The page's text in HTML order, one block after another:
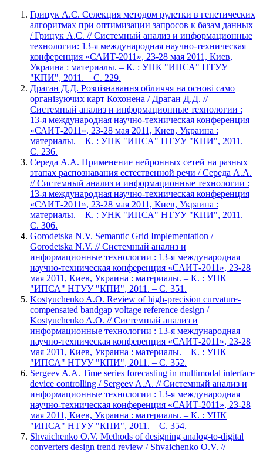
Грицук А.С. Селекция методом рулетки в генетических
алгоритмах при оптимизации запросов к базам данных
/ Грицук А.С. // Системный анализ и информационные
технологии: 13-я международная научно-техническая
конференция «САИТ-2011», 23-28 мая 2011, Киев,
Украина : материалы. – К. : УНК "ИПСА" НТУУ
"КПИ", 2011. – С. 229.
Драган Д.Д. Розпізнавання обличчя на основі само
організуючих карт Кохонена / Драган Д.Д. //
Системный анализ и информационные технологии :
13-я международная научно-техническая конференция
«САИТ-2011», 23-28 мая 2011, Киев, Украина :
материалы. – К. : УНК "ИПСА" НТУУ "КПИ", 2011. –
С. 236.
Середа А.А. Применение нейронных сетей на разных
этапах распознавания естественной речи / Середа А.А.
// Системный анализ и информационные технологии :
13-я международная научно-техническая конференция
«САИТ-2011», 23-28 мая 2011, Киев, Украина :
материалы. – К. : УНК "ИПСА" НТУУ "КПИ", 2011. –
С. 306.
Gorodetska N.V. Semantic Grid Implementation /
Gorodetska N.V. // Системный анализ и
информационные технологии : 13-я международная
научно-техническая конференция «САИТ-2011», 23-28
мая 2011, Киев, Украина : материалы. – К. : УНК
"ИПСА" НТУУ "КПИ", 2011. – С. 351.
Kostyuchenko A.O. Review of high-precision curvature-
compensated bandgap voltage reference design /
Kostyuchenko A.O. // Системный анализ и
информационные технологии : 13-я международная
научно-техническая конференция «САИТ-2011», 23-28
мая 2011, Киев, Украина : материалы. – К. : УНК
"ИПСА" НТУУ "КПИ", 2011. – С. 352.
Sergeev A.A. Time series forecasting in multimodal interface
device controlling / Sergeev A.A. // Системный анализ и
информационные технологии : 13-я международная
научно-техническая конференция «САИТ-2011», 23-28
мая 2011, Киев, Украина : материалы. – К. : УНК
"ИПСА" НТУУ "КПИ", 2011. – С. 354.
Shvaichenko O.V. Methods of designing analog-to-digital
converters design trend review / Shvaichenko O.V. //